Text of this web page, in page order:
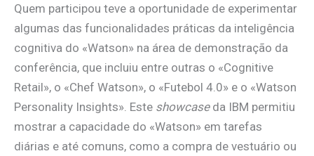
Quem participou teve a oportunidade de experimentar
algumas das funcionalidades práticas da inteligência
cognitiva do «Watson» na área de demonstração da
conferência, que incluiu entre outras o «Cognitive
Retail», o «Chef Watson», o «Futebol 4.0» e o «Watson
Personality Insights». Este showcaseda IBM permitiu
mostrar a capacidade do «Watson» em tarefas
diárias e até comuns, como a compra de vestuário ou